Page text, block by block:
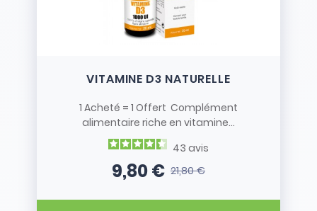
VITAMINE D3 NATURELLE
1 Acheté = 1 Offert Complément
alimentaire riche en vitamine...
43 avis
Prix
9,80 €Prix de base
21,80 €